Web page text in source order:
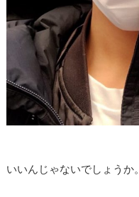
いいんじゃないでしょうか。